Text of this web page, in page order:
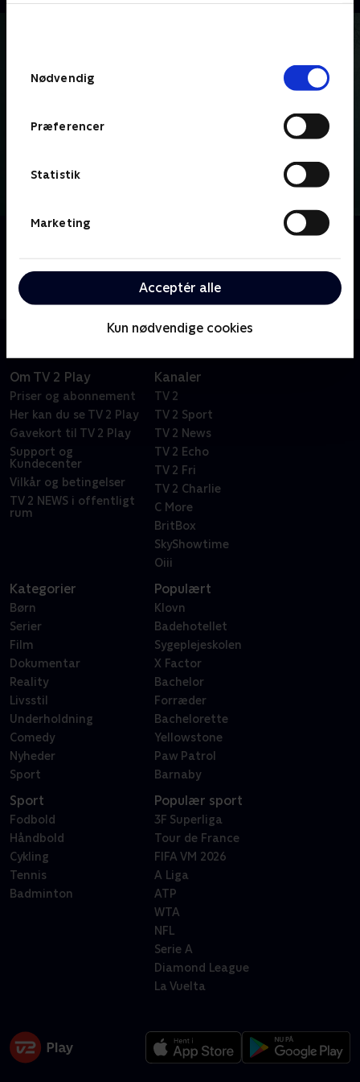
Nødvendig
Præferencer
Statistik
Marketing
Acceptér alle
Kun nødvendige cookies
blandt elever og lærere med sine utraditionelle
måder at gøre tingene på.
Om TV 2 Play
Priser og abonnement
Her kan du se TV 2 Play
Gavekort til TV 2 Play
Support og
Kundecenter
Vilkår og betingelser
TV 2 NEWS i offentligt
rum
Kanaler
TV 2
TV 2 Sport
TV 2 News
TV 2 Echo
TV 2 Fri
TV 2 Charlie
C More
BritBox
SkyShowtime
Oiii
Kategorier
Børn
Serier
Film
Dokumentar
Reality
Livsstil
Underholdning
Comedy
Nyheder
Sport
Populært
Klovn
Badehotellet
Sygeplejeskolen
X Factor
Bachelor
Forræder
Bachelorette
Yellowstone
Paw Patrol
Barnaby
Sport
Fodbold
Håndbold
Cykling
Tennis
Badminton
Populær sport
3F Superliga
Tour de France
FIFA VM 2026
A Liga
ATP
WTA
NFL
Serie A
Diamond League
La Vuelta